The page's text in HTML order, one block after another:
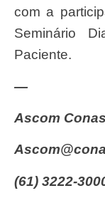
com a
Seminário
Paciente.
—
Ascom
(61) 3222-